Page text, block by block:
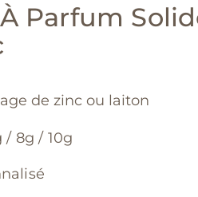
Parfum
de zinc ou laiton
/ 8g / 10g